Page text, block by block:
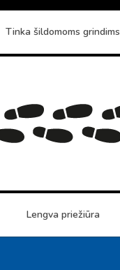
Tinka šildomoms grindims
Lengva priežiūra